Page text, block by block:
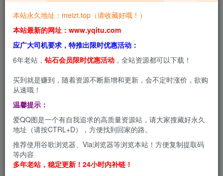
本站预览图进行了压缩和水印，原图无压缩，无本站水
2026-3-29，新增1套，共44套
韩国妹子SonSon (손손) 美图合集【持续更新】
资源目录
1 – [DJAWA] Girls’ Frontline PA-15
10 – [ARTGRAVIA] VOL.210
12 – [Saint Photo Life] Son Son Vol.1
本站永久地址：meizt.top（请收藏好哦！）
本站最新的网址：www.yqitu.com
应广大司机要求，特推出限时优惠活动：
6年老站， 钻石会员限时优惠活动 ，全站资源都可以下载！
买到就是赚到，随着资源不断新增和更新，会不定时涨价，欲购
从速哦！
温馨提示：
爱QQ图是一个有自我追求的高质量资源站，请大家搜藏好永久
地址（请按CTRL+D），方便找到回家的路。
推荐使用谷歌浏览器、Via浏览器等浏览本站！方便复制提取码
等内容
多年老站，稳定更新！24小时内补链！